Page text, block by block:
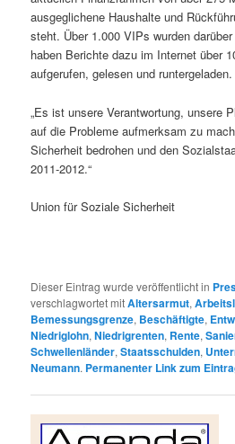
ausgeglichene Haushalte und
steht. Über 1.000 VIPs wurden
haben Berichte dazu im Internet über
aufgerufen, gelesen und runtergeladen.
„Es ist unsere Verantwortung, unsere
auf die Probleme aufmerksam zu
Sicherheit bedrohen und den
2011-2012.“
Union für Soziale Sicherheit
Dieser Eintrag wurde veröffentlicht in
verschlagwortet mitAltersarmut,
Bemessungsgrenze, Beschäftigte,
Niedriglohn,Niedrigrenten, Rente,
Schwellenländer,Staatsschulden,
Neumann. Permanenter Link zum